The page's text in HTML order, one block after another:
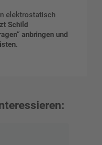
elektrostatisch
Schild
anbringen und